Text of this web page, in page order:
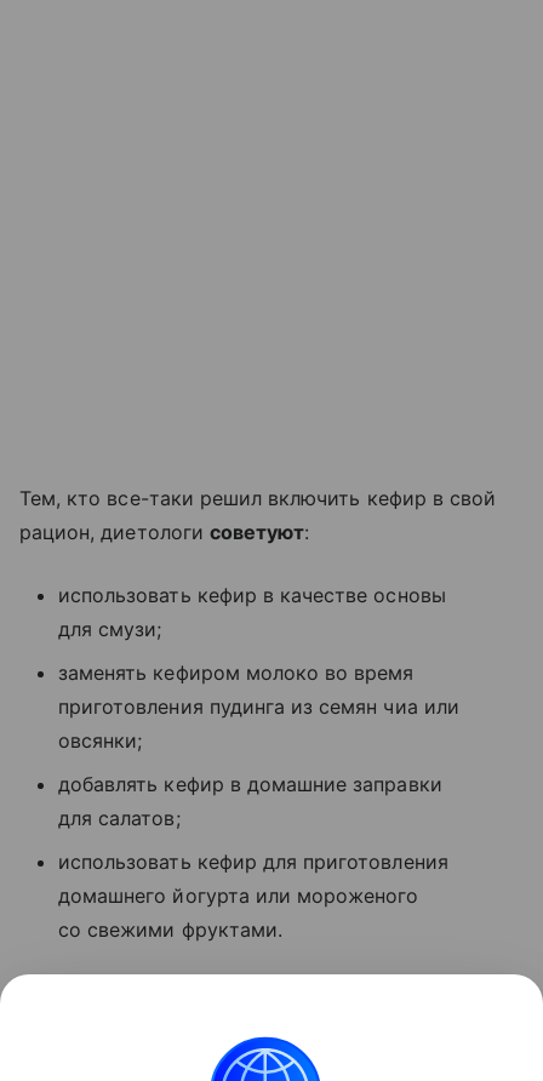
Тем, кто все-таки решил включить кефир в свой
рацион, диетологи советуют:
использовать кефир в качестве основы
для смузи;
заменять кефиром молоко во время
приготовления пудинга из семян чиа или
овсянки;
добавлять кефир в домашние заправки
для салатов;
использовать кефир для приготовления
домашнего йогурта или мороженого
со свежими фруктами.
изготовления кефира.